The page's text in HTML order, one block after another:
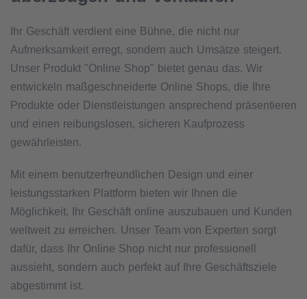
Ihr Geschäft verdient eine Bühne, die nicht nur
Aufmerksamkeit erregt, sondern auch Umsätze steigert.
Unser Produkt "Online Shop" bietet genau das. Wir
entwickeln maßgeschneiderte Online Shops, die Ihre
Produkte oder Dienstleistungen ansprechend präsentieren
und einen reibungslosen, sicheren Kaufprozess
gewährleisten.
Mit einem benutzerfreundlichen Design und einer
leistungsstarken Plattform bieten wir Ihnen die
Möglichkeit, Ihr Geschäft online auszubauen und Kunden
weltweit zu erreichen. Unser Team von Experten sorgt
dafür, dass Ihr Online Shop nicht nur professionell
aussieht, sondern auch perfekt auf Ihre Geschäftsziele
abgestimmt ist.